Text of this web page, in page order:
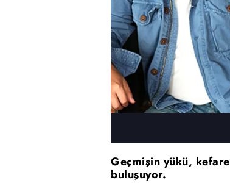
Geçmişin yükü,
buluşuyor.